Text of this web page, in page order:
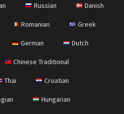
Russian Danish
Romanian Greek
German Dutch
Chinese Traditional
Thai Croatian
Hungarian